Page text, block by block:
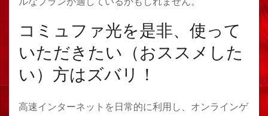
コミュファ光を是非、使って
いただきたい（おススメした
い）方はズバリ！
高速インターネットを日常的に利用し、オンラインゲ